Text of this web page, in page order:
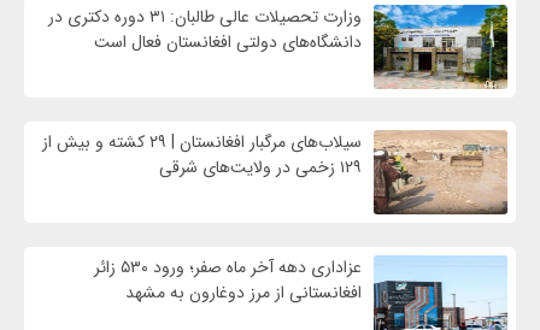
وزارت تحصیلات عالی طالبان: ۳۱ دوره دکتری در
دانشگاه‌های دولتی افغانستان فعال است
سیلاب‌های مرگبار افغانستان | ۲۹ کشته و بیش از
۱۲۹ زخمی در ولایت‌های شرقی
عزاداری دهه آخر ماه صفر؛ ورود ۵۳۰ زائر
افغانستانی از مرز دوغارون به مشهد